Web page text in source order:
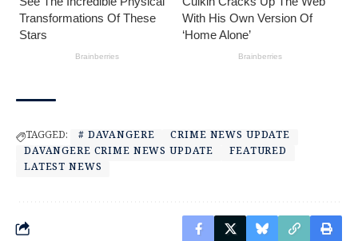
TAGGED: # DAVANGERE
CRIME NEWS UPDATE
DAVANGERE CRIME NEWS UPDATE
FEATURED
LATEST NEWS